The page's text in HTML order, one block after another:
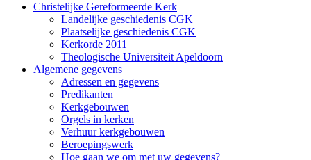
Christelijke Gereformeerde Kerk
Landelijke geschiedenis CGK
Plaatselijke geschiedenis CGK
Kerkorde 2011
Theologische Universiteit Apeldoorn
Algemene gegevens
Adressen en gegevens
Predikanten
Kerkgebouwen
Orgels in kerken
Verhuur kerkgebouwen
Beroepingswerk
Hoe gaan we om met uw gegevens?